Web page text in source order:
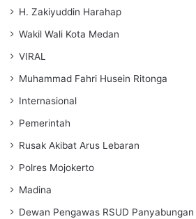
H. Zakiyuddin Harahap
Wakil Wali Kota Medan
VIRAL
Muhammad Fahri Husein Ritonga
Internasional
Pemerintah
Rusak Akibat Arus Lebaran
Polres Mojokerto
Madina
Dewan Pengawas RSUD Panyabungan